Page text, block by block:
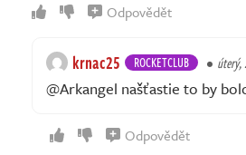
Odpovědět
krnac25 ROCKETCLUB úterý,
@Arkangel našťastie to by
Odpovědět